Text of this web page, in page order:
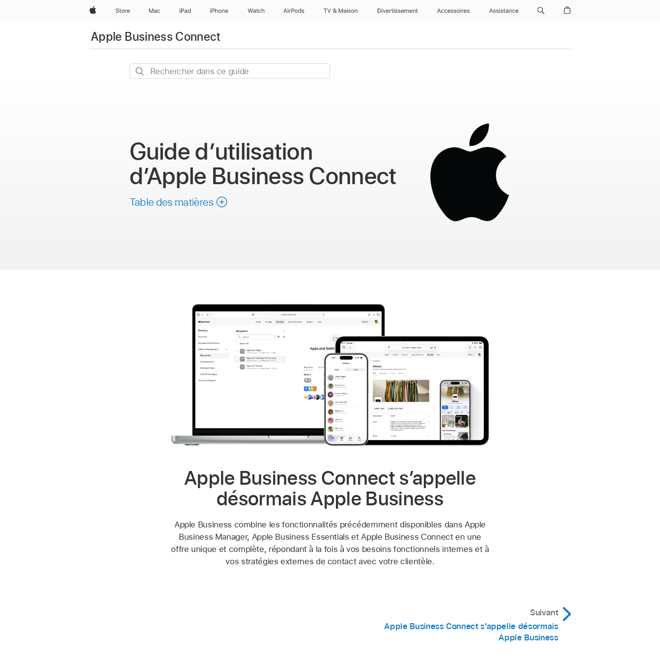
AppleStore Mac iPad iPhone Watch AirPods TV & Maison Divertissements Accessoires Assistance
Apple Business Connect
Rechercher
Guide d’utilisation
d’Apple Business Connect
Table des matières
Apple Business Connect s’appelle
désormais Apple Business
Apple Business combine les fonctionnalités précédemment disponibles dans Apple
Business Manager, Apple Business Essentials et Apple Business Connect en une
offre unique et complète, répondant à la fois à vos besoins fonctionnels internes et à
vos stratégies externes de contact avec votre clientèle.
Suivant
Apple Business Connect s’appelle désormais
Apple Business